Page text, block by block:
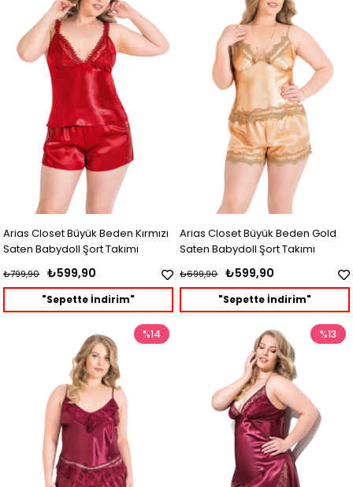
Arias Closet Büyük Beden Kırmızı
Saten Babydoll Şort Takımı
₺599,90
₺799,90
"Sepette İndirim"
Arias Closet Büyük Beden Gold
Saten Babydoll Şort Takımı
₺599,90
₺699,90
"Sepette İndirim"
%14 %13